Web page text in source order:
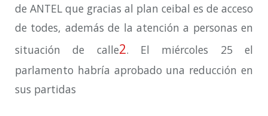
de ANTEL que gracias al plan ceibal es de acceso
de todes, además de la atención a personas en
situación de calle2. El miércoles 25 el
parlamento habría aprobado una reducción en
sus partidas